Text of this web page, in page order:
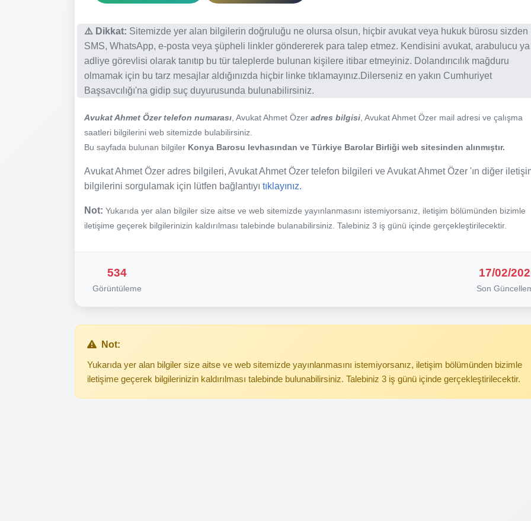
⚠️ Dikkat: Sitemizde yer alan bilgilerin doğruluğu ne olursa olsun, hiçbir avukat veya hukuk bürosu sizden
SMS, WhatsApp, e-posta veya şüpheli linkler göndererek para talep etmez. Kendisini avukat, arabulucu
adliye görevlisi olarak tanıtıp bu tür taleplerde bulunan kişilere itibar etmeyiniz. Dolandırıcılık mağduru
olmamak için bu tarz mesajlar aldığınızda hiçbir linke tıklamayınız.Dilerseniz en yakın Cumhuriyet
Başsavcılığı'na gidip suç duyurusunda bulunabilirsiniz.
Avukat Ahmet Özer telefon numarası , Avukat Ahmet Özer adres bilgisi , Avukat Ahmet Özer mail adresi ve çalışma
saatleri bilgilerini web sitemizde bulabilirsiniz.
Bu sayfada bulunan bilgiler Konya Barosu levhasından ve Türkiye Barolar Birliği web sitesinden alınmıştır.
Avukat Ahmet Özer adres bilgileri, Avukat Ahmet Özer telefon bilgileri ve Avukat Ahmet Özer 'ın diğer
bilgilerini sorgulamak için lütfen bağlantıyı tıklayınız.
Not: Yukarıda yer alan bilgiler size aitse ve web sitemizde yayınlanmasını istemiyorsanız, iletişim bölümünden bizimle
iletişime geçerek bilgilerinizin kaldırılması talebinde bulanabilirsiniz. Talebiniz 3 iş günü içinde gerçekleştirilecektir.
534
Görüntüleme
17/02/
Son
Not:
Yukarıda yer alan bilgiler size aitse ve web sitemizde yayınlanmasını istemiyorsanız, iletişim bölümünden bizimle
iletişime geçerek bilgilerinizin kaldırılması talebinde bulunabilirsiniz. Talebiniz 3 iş günü içinde gerçekleştirilecektir.